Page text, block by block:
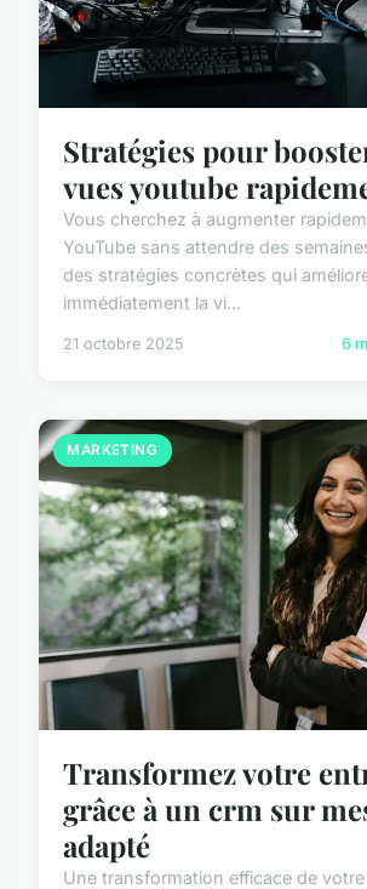
Stratégies pour
vues youtube
Vous cherchez à augmenter
YouTube sans attendre des
des stratégies concrètes qui
immédiatement la vi...
21 octobre 2025 6
MARKETING
Transformez votre
grâce à un crm sur
adapté
Une transformation efficace de